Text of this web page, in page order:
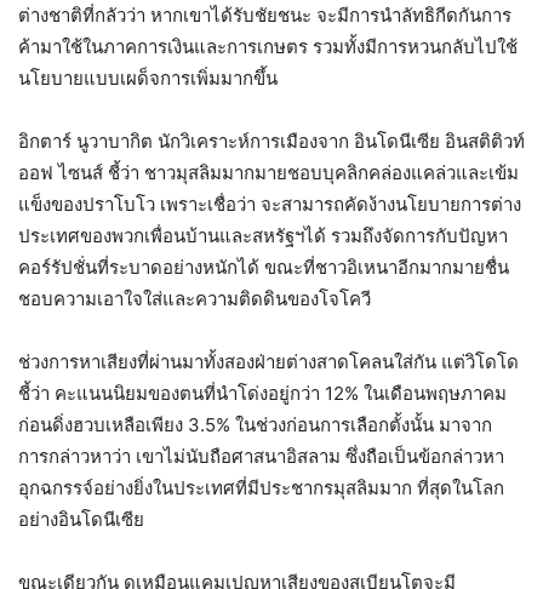
ต่างชาติที่กลัวว่า หากเขาได้รับชัยชนะ จะมีการนำลัทธิกีดกันการ
ค้ามาใช้ในภาคการเงินและการเกษตร รวมทั้งมีการหวนกลับไปใช้
นโยบายแบบเผด็จการเพิ่มมากขึ้น
อิกตาร์ นูวาบากิต นักวิเคราะห์การเมืองจาก อินโดนีเซีย อินสติติวท์
ออฟ ไซนส์ ชี้ว่า ชาวมุสลิมมากมายชอบบุคลิกคล่องแคล่วและเข้ม
แข็งของปราโบโว เพราะเชื่อว่า จะสามารถคัดง้างนโยบายการต่าง
ประเทศของพวกเพื่อนบ้านและสหรัฐฯได้ รวมถึงจัดการกับปัญหา
คอร์รัปชั่นที่ระบาดอย่างหนักได้ ขณะที่ชาวอิเหนาอีกมากมายชื่น
ชอบความเอาใจใส่และความติดดินของโจโควี
ช่วงการหาเสียงที่ผ่านมาทั้งสองฝ่ายต่างสาดโคลนใส่กัน แต่วิโดโด
ชี้ว่า คะแนนนิยมของตนที่นำโด่งอยู่กว่า 12% ในเดือนพฤษภาคม
ก่อนดิ่งฮวบเหลือเพียง 3.5% ในช่วงก่อนการเลือกตั้งนั้น มาจาก
การกล่าวหาว่า เขาไม่นับถือศาสนาอิสลาม ซึ่งถือเป็นข้อกล่าวหา
อุกฉกรรจ์อย่างยิ่งในประเทศที่มีประชากรมุสลิมมาก ที่สุดในโลก
อย่างอินโดนีเซีย
ขณะเดียวกัน ดูเหมือนแคมเปญหาเสียงของสุเบียนโตจะมี